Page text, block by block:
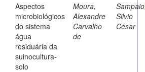
Aspectos
microbiológicos
do sistema
água
residuária da
suinocultura-
solo
Moura,
Alexandre
Carvalho
de
Silvio
César